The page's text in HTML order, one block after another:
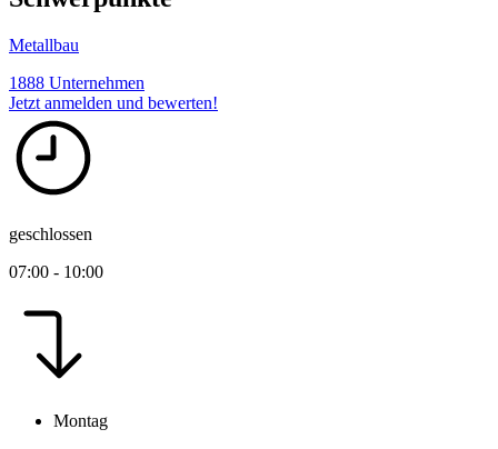
Metallbau
1888 Unternehmen
Jetzt anmelden und bewerten!
geschlossen
07:00 - 10:00
Montag